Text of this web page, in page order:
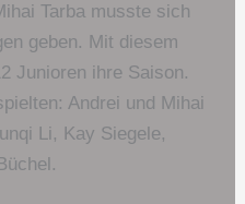
Tarba musste sich
geben. Mit diesem
Junioren ihre Saison.
Andrei und Mihai
Li, Kay Siegele,